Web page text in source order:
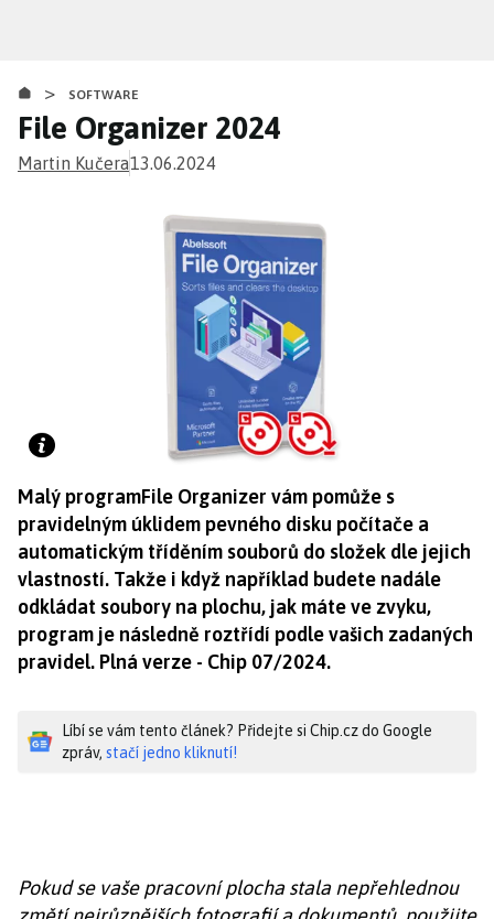
obsahu
> SOFTWARE
File Organizer 2024
Martin Kučera13.06.2024
Malý programFile Organizer vám pomůže s
pravidelným úklidem pevného disku počítače a
automatickým tříděním souborů do složek dle jejich
vlastností. Takže i když například budete nadále
odkládat soubory na plochu, jak máte ve zvyku,
program je následně roztřídí podle vašich zadaných
pravidel. Plná verze - Chip 07/2024.
Líbí se vám tento článek? Přidejte si Chip.cz do Google
zpráv, stačí jedno kliknutí!
Pokud se vaše pracovní plocha stala nepřehlednou